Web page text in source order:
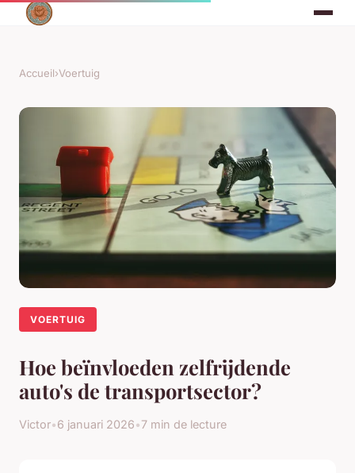
Accueil›Voertuig
VOERTUIG
Hoe beïnvloeden zelfrijdende
auto's de transportsector?
Victor•6 januari 2026•7 min de lecture